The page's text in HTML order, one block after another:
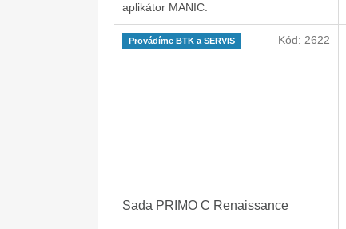
aplikátor MANIC.
Provádíme BTK a SERVIS
Sada PRIMO C Renaissance
Kód: 2622